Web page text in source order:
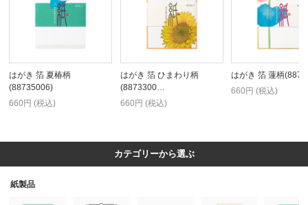
はがき 箔 夏椿柄
(88735006)
660円 (税込)
はがき 箔 ひまわり柄
(8873300…
660円 (税込)
はがき 箔 蓮柄
660円 (税込)
カテゴリーから選ぶ
紙製品